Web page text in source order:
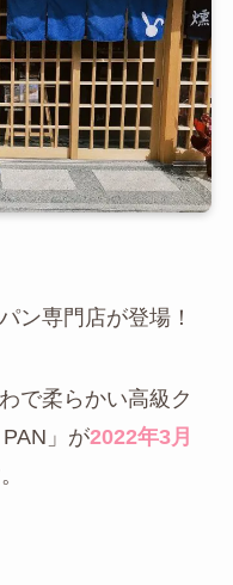
ン専門店が登場！
で柔らかい高級ク
」が2022年3月